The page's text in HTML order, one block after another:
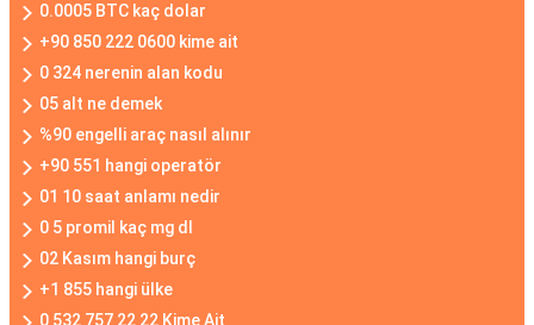
0.0005 BTC kaç dolar
+90 850 222 0600 kime ait
0 324 nerenin alan kodu
05 alt ne demek
%90 engelli araç nasıl alınır
+90 551 hangi operatör
01 10 saat anlamı nedir
0 5 promil kaç mg dl
02 Kasım hangi burç
+1 855 hangi ülke
0 532 757 22 22 Kime Ait